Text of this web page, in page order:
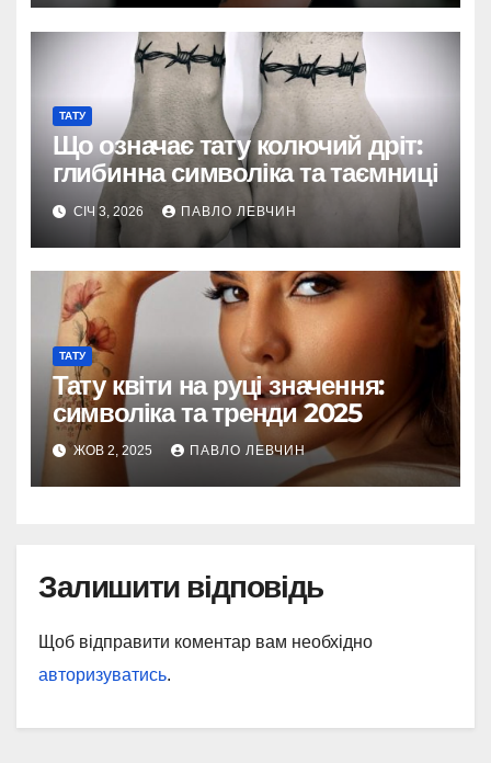
ТАТУ
Що означає тату колючий дріт:
глибинна символіка та таємниці
СІЧ 3, 2026 ПАВЛО ЛЕВЧИН
ТАТУ
Тату квіти на руці значення:
символіка та тренди 2025
ЖОВ 2, 2025 ПАВЛО ЛЕВЧИН
Залишити відповідь
Щоб відправити коментар вам необхідно
авторизуватись.